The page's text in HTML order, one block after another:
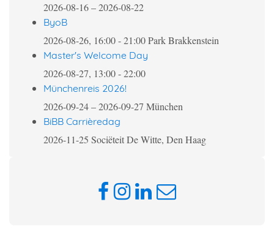
2026-08-16–2026-08-22
ByoB
2026-08-26, 16:00-21:00Park Brakkenstein
Master's Welcome Day
2026-08-27, 13:00-22:00
Münchenreis 2026!
2026-09-24–2026-09-27 München
BiBB Carrièredag
2026-11-25 Sociëteit De Witte, Den Haag